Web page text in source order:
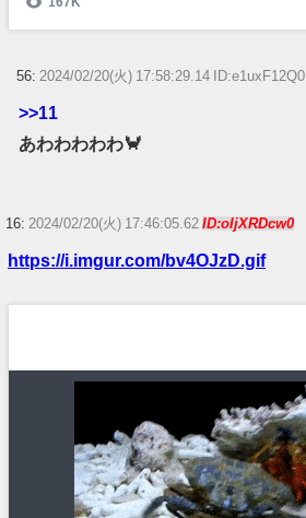
56: 2024/02/20(火) 17:58:29.14 ID:e1uxF12Q0
>>11
あわわわわわ🦀
16: 2024/02/20(火) 17:46:05.62 ID:oIjXRDcw0
https://i.imgur.com/bv4OJzD.gif